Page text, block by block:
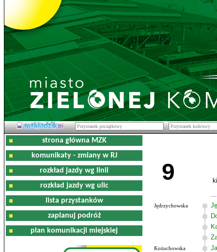
strona główna MZK
komunikaty - zmiany w RJ
rozkład jazdy wg linii
rozkład jazdy wg ulic
lista przystanków
zaplanuj podróż
plan komunikacji miejskiej
9
Jędrzychowska
Kożuchowska